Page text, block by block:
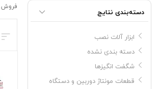
امنیتی
درب بازکن سیموت
دسته‌بندی نتایج
ابزار آلات نصب
دسته بندی نشده
شگفت انگیزها
قطعات مونتاژ دوربین و دستگاه